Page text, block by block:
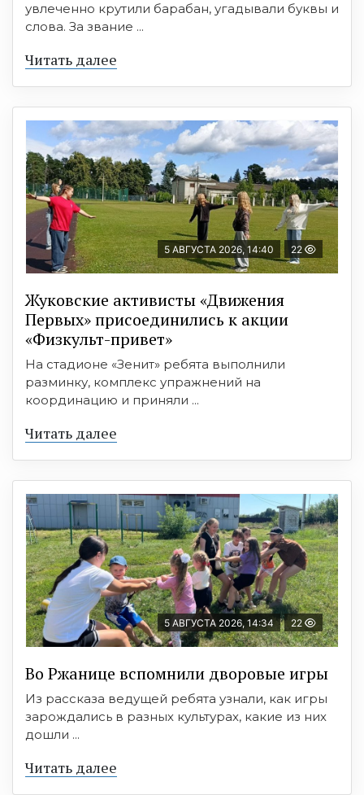
увлеченно крутили барабан, угадывали буквы и
слова. За звание ...
Читать далее
5 АВГУСТА 2026, 14:40 22
Жуковские активисты «Движения
Первых» присоединились к акции
«Физкульт-привет»
На стадионе «Зенит» ребята выполнили
разминку, комплекс упражнений на
координацию и приняли ...
Читать далее
5 АВГУСТА 2026, 14:34 22
Во Ржанице вспомнили дворовые игры
Из рассказа ведущей ребята узнали, как игры
зарождались в разных культурах, какие из них
дошли ...
Читать далее